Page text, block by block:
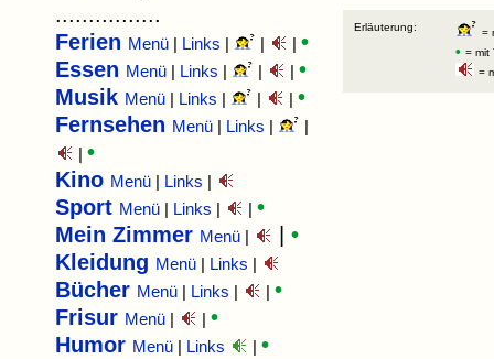
................
Ferien Menü | Links | | | •
Essen Menü | Links | | | •
Musik Menü | Links | | | •
Fernsehen Menü | Links |
|
| •
Kino Menü | Links |
Sport Menü | Links | | •
Mein Zimmer Menü |
•
Kleidung Menü | Links |
Bücher Menü | Links | | •
Frisur Menü | | •
Humor Menü | Links | •
Erläuterung: =
• = mit
=